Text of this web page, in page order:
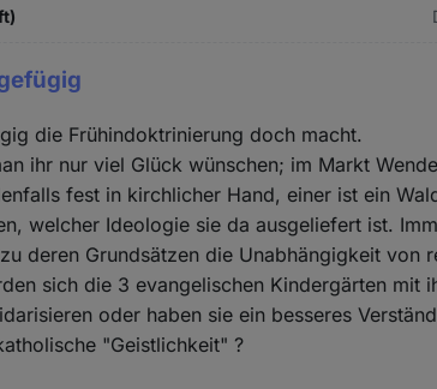
die Frühindoktrinierung doch macht.
ihr nur viel Glück wünschen; im Markt
fest in kirchlicher Hand, einer ist ein
welcher Ideologie sie da ausgeliefert ist.
deren Grundsätzen die Unabhängigkeit von
sich die 3 evangelischen Kindergärten mit
oder haben sie ein besseres
"Geistlichkeit" ?